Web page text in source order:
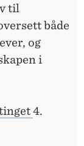
til
både
og
i
4.